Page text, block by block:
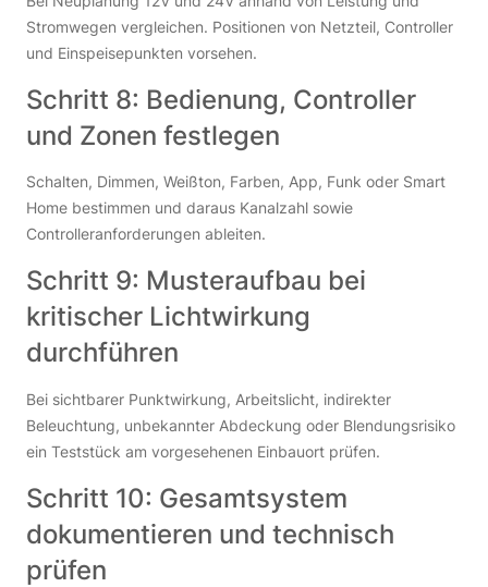
Stromwegen vergleichen. Positionen von Netzteil, Controller
und Einspeisepunkten vorsehen.
Schritt 8: Bedienung, Controller
und Zonen festlegen
Schalten, Dimmen, Weißton, Farben, App, Funk oder Smart
Home bestimmen und daraus Kanalzahl sowie
Controlleranforderungen ableiten.
Schritt 9: Musteraufbau bei
kritischer Lichtwirkung
durchführen
Bei sichtbarer Punktwirkung, Arbeitslicht, indirekter
Beleuchtung, unbekannter Abdeckung oder Blendungsrisiko
ein Teststück am vorgesehenen Einbauort prüfen.
Schritt 10: Gesamtsystem
dokumentieren und technisch
prüfen